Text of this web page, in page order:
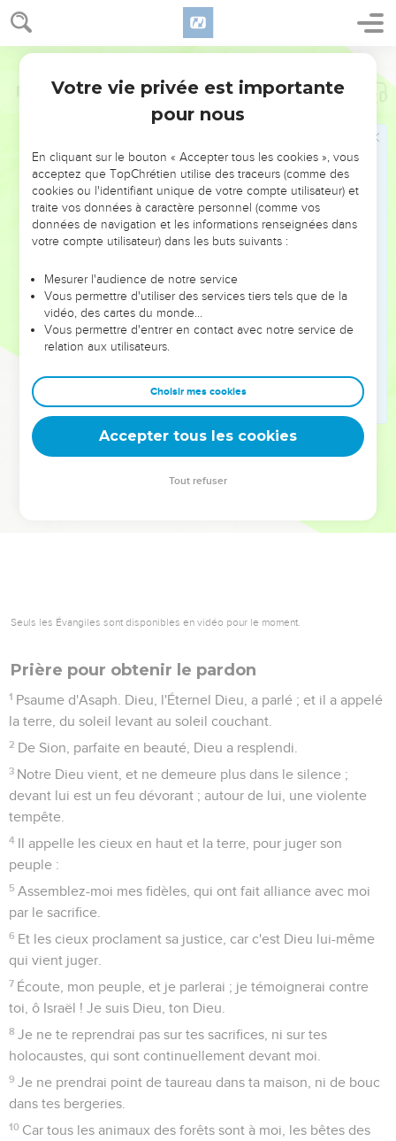
NE MANQUEZ PAS L’ÉVÉNEMENT
DE L’ANNÉE !
ET SI LEURS ERREURS POUVAIENT VOUS ÉVITER LES
VOTRES ?
leur foi ou leur vision. Mais on voit moins les doutes, les erreurs
et les saisons difficiles qu'ils ont traversés, alors même que ce
sont elles qui les ont façonnés.
Dans cette conférence, leaders, entrepreneurs, et responsables
clés pour avancer avec plus de sagesse afin que leurs erreurs
deviennent vos tremplins. Que vous guidiez un ministère, une
équipe, un groupe ou une famille, leur expérience est faite
Psaumes 50
Seuls les Évangiles sont disponibles en vidéo pour le moment.
Prière pour obtenir le pardon
1 Psaume d'Asaph. Dieu, l'Éternel Dieu, a parlé ; et il a appelé
la terre, du soleil levant au soleil couchant.
2 De Sion, parfaite en beauté, Dieu a resplendi.
3 Notre Dieu vient, et ne demeure plus dans le silence ;
devant lui est un feu dévorant ; autour de lui, une violente
tempête.
4 Il appelle les cieux en haut et la terre, pour juger son
peuple :
5 Assemblez-moi mes fidèles, qui ont fait alliance avec moi
par le sacrifice.
6 Et les cieux proclament sa justice, car c'est Dieu lui-même
qui vient juger.
7 Écoute, mon peuple, et je parlerai ; je témoignerai contre
toi, ô Israël ! Je suis Dieu, ton Dieu.
8 Je ne te reprendrai pas sur tes sacrifices, ni sur tes
holocaustes, qui sont continuellement devant moi.
9 Je ne prendrai point de taureau dans ta maison, ni de bouc
dans tes bergeries.
10 Car tous les animaux des forêts sont à moi, les bêtes des
Votre vie privée est importante
pour nous
En cliquant sur le bouton « Accepter tous les cookies », vous
acceptez que TopChrétien utilise des traceurs (comme des
cookies ou l'identifiant unique de votre compte utilisateur) et
traite vos données à caractère personnel (comme vos
données de navigation et les informations renseignées dans
votre compte utilisateur) dans les buts suivants :
Mesurer l'audience de notre service
Vous permettre d'utiliser des services tiers tels que de la
vidéo, des cartes du monde…
Vous permettre d'entrer en contact avec notre service de
relation aux utilisateurs.
Choisir mes cookies
Accepter tous les cookies
Tout refuser